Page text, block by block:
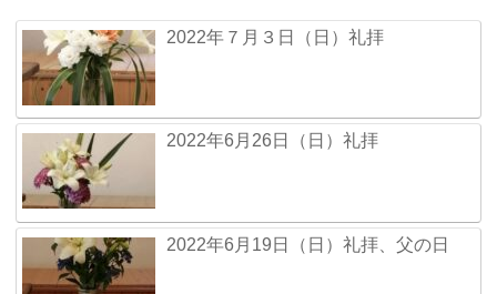
2022年７月３日（日）礼拝
2022年6月26日（日）礼拝
2022年6月19日（日）礼拝、父の日